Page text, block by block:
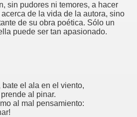
sin pudores ni temores, a hacer
de la vida de la autora, sino
de su obra poética. Sólo un
puede ser tan apasionado.
el ala en el viento,
al pinar.
al mal pensamiento: